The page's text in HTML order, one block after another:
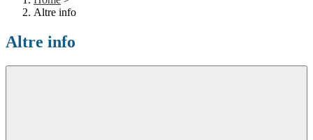
Altre info
Altre info